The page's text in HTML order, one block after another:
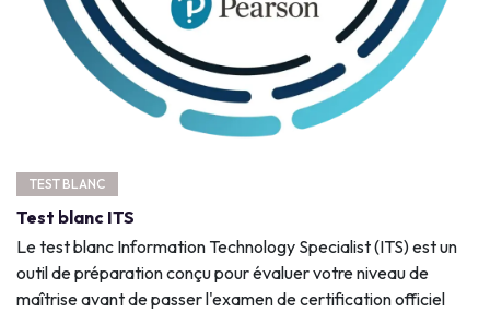
TEST BLANC
Test blanc ITS
Le test blanc Information Technology Specialist (ITS) est un
outil de préparation conçu pour évaluer votre niveau de
maîtrise avant de passer l'examen de certification officiel